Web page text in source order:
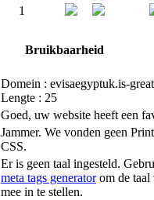
1
Bruikbaarheid
Domein : evisaegyptuk.is-
Lengte : 25
Goed, uw website heeft een
Jammer. We vonden geen
CSS.
Er is geen taal ingesteld.
meta tags generatorom de taal
mee in te stellen.